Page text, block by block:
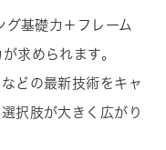
基礎力＋フレーム
求められます。
どの最新技術をキャ
択肢が大きく広がり